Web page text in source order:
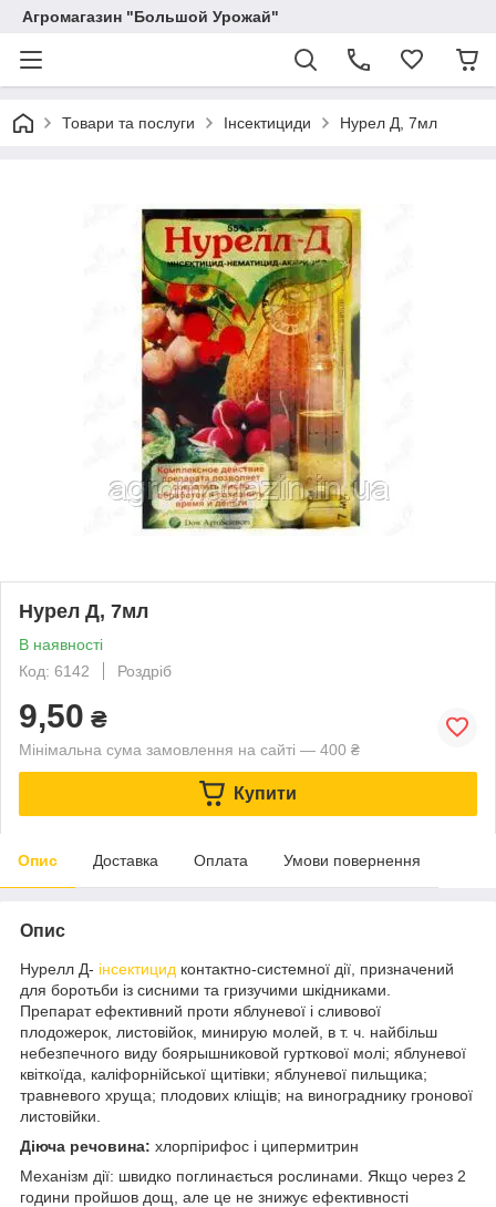
Агромагазин "Большой Урожай"
Товари та послуги Інсектициди Нурел Д, 7мл
Нурел Д, 7мл
В наявності
Код: 6142
Роздріб
9,50 ₴
Мінімальна сума замовлення на сайті — 400 ₴
Купити
Опис Доставка Оплата Умови повернення
Опис
Нурелл Д- інсектицид контактно-системної дії, призначений
для боротьби із сисними та гризучими шкідниками.
Препарат ефективний проти яблуневої і сливової
плодожерок, листовійок, минирую молей, в т. ч. найбільш
небезпечного виду боярышниковой гурткової молі; яблуневої
квіткоїда, каліфорнійської щитівки; яблуневої пильщика;
травневого хруща; плодових кліщів; на винограднику гронової
листовійки.
Діюча речовина: хлорпірифос і ципермитрин
Механізм дії: швидко поглинається рослинами. Якщо через 2
години пройшов дощ, але це не знижує ефективності